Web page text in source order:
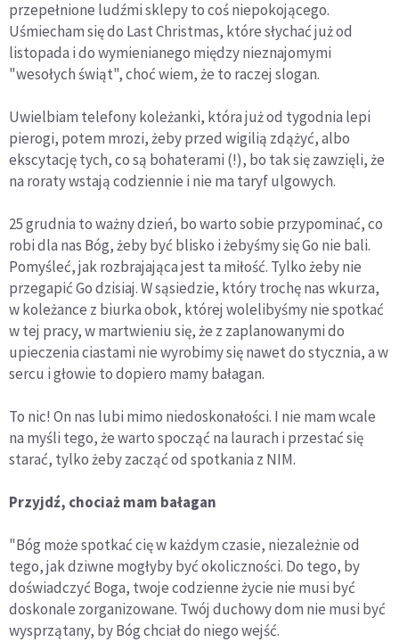
przepełnione ludźmi sklepy to coś niepokojącego.
Uśmiecham się do Last Christmas, które słychać już od
listopada i do wymienianego między nieznajomymi
"wesołych świąt", choć wiem, że to raczej slogan.
Uwielbiam telefony koleżanki, która już od tygodnia lepi
pierogi, potem mrozi, żeby przed wigilią zdążyć, albo
ekscytację tych, co są bohaterami (!), bo tak się zawzięli, że
na roraty wstają codziennie i nie ma taryf ulgowych.
25 grudnia to ważny dzień, bo warto sobie przypominać, co
robi dla nas Bóg, żeby być blisko i żebyśmy się Go nie bali.
Pomyśleć, jak rozbrajająca jest ta miłość. Tylko żeby nie
przegapić Go dzisiaj. W sąsiedzie, który trochę nas wkurza,
w koleżance z biurka obok, której wolelibyśmy nie spotkać
w tej pracy, w martwieniu się, że z zaplanowanymi do
upieczenia ciastami nie wyrobimy się nawet do stycznia, a w
sercu i głowie to dopiero mamy bałagan.
To nic! On nas lubi mimo niedoskonałości. I nie mam wcale
na myśli tego, że warto spocząć na laurach i przestać się
starać, tylko żeby zacząć od spotkania z NIM.
Przyjdź, chociaż mam bałagan
"Bóg może spotkać cię w każdym czasie, niezależnie od
tego, jak dziwne mogłyby być okoliczności. Do tego, by
doświadczyć Boga, twoje codzienne życie nie musi być
doskonale zorganizowane. Twój duchowy dom nie musi być
wysprzątany, by Bóg chciał do niego wejść.